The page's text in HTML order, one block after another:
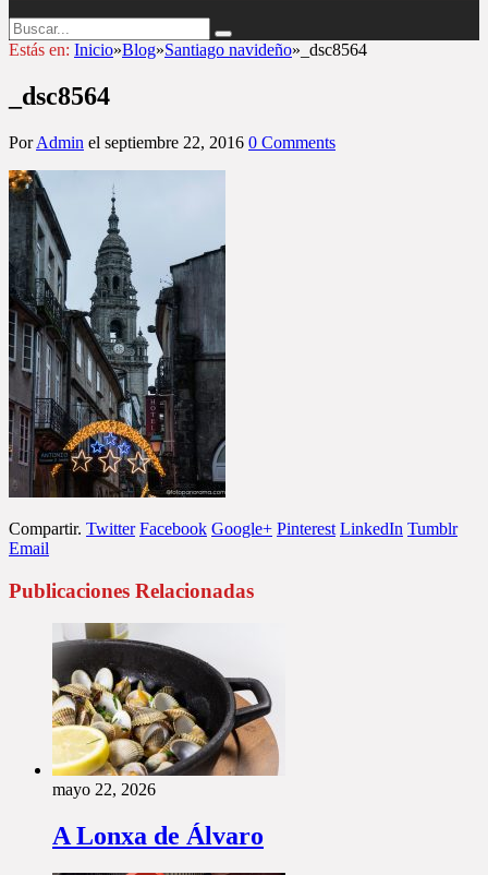
Estás en: Inicio»Blog»Santiago navideño» _dsc8564
_dsc8564
PorAdmin el septiembre 22, 2016 0 Comments
Compartir. Twitter Facebook Google+ Pinterest LinkedIn Tumblr
Email
Publicaciones Relacionadas
mayo 22, 2026
A Lonxa de Álvaro